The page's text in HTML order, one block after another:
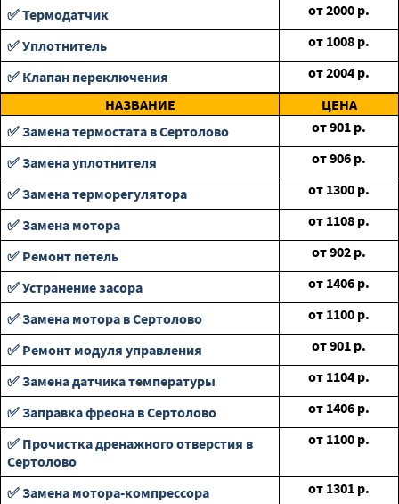
✅ Термодатчик
от2000 р.
✅ Уплотнитель
от 1008 р.
✅ Клапан переключения
от2004 р.
НАЗВАНИЕ
ЦЕНА
✅ Замена термостата в Сертолово
от901 р.
✅ Замена уплотнителя
от906 р.
✅ Замена терморегулятора
от 1300 р.
✅ Замена мотора
от 1108 р.
✅ Ремонт петель
от902 р.
✅ Устранение засора
от 1406 р.
✅ Замена мотора в Сертолово
от 1100 р.
✅ Ремонт модуля управления
от901 р.
✅ Замена датчика температуры
от 1104 р.
✅ Заправка фреона в Сертолово
от 1406 р.
✅ Прочистка дренажного отверстия в
Сертолово
от 1100 р.
✅ Замена мотора-компрессора от 1301 р.